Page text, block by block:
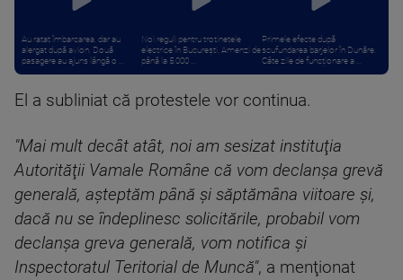
Au ratat îmbarcarea, dar au
alergat după avion. Două
pasagere au ajuns lângă o ...
Noi reguli pentru trotinetele
electrice în București. Amenzi de
până la 5.000 ...
Primele efecte după
scufundarea barjelor în Dunăre.
Câte zile de funcționare a ...
El a subliniat că protestele vor continua.
"Mai mult decât atât, noi am sesizat instituţia
Autorităţii Vamale Române că vom declanşa grevă
generală, aşteptăm până şi săptămâna viitoare şi,
dacă nu se îndeplinesc solicitările, probabil vom
declanşa greva generală, vom notifica şi
Inspectoratul Teritorial de Muncă", a menţionat